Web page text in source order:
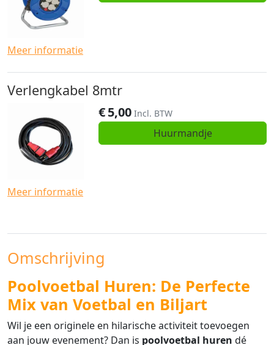
Omschrijving
Poolvoetbal Huren: De Perfecte
Mix van Voetbal en Biljart
Wil je een originele en hilarische activiteit toevoegen
aan jouw evenement? Dan is poolvoetbal huren dé
Meer informatie
Verlengkabel 8mtr
€5,00 Incl. BTW
Huurmandje
Meer informatie